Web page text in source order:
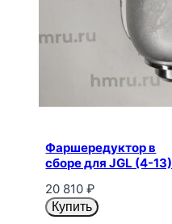
Фаршередуктор в
сборе для JGL (4-13)
20 810₽
Купить